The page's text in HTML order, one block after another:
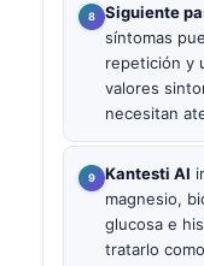
Siguiente
síntomas
repetición y
valores
necesitan
Kantesti AI
magnesio,
glucosa e
tratarlo